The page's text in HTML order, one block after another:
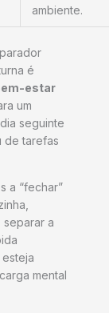
ambiente.
é
estar
um
seguinte
de tarefas
a “fechar”
separar a
esteja
mental